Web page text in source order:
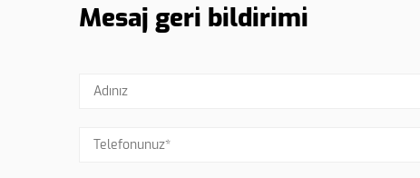
Mesaj geri bildirimi